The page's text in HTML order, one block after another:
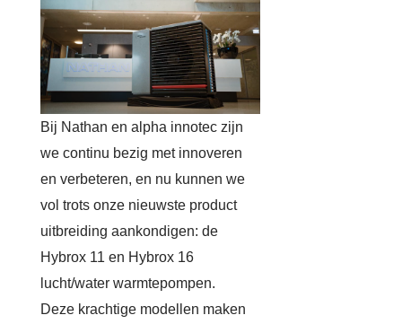
Bij Nathan en alpha innotec zijn
we continu bezig met innoveren
en verbeteren, en nu kunnen we
vol trots onze nieuwste product
uitbreiding aankondigen: de
Hybrox 11 en Hybrox 16
lucht/water warmtepompen.
Deze krachtige modellen maken